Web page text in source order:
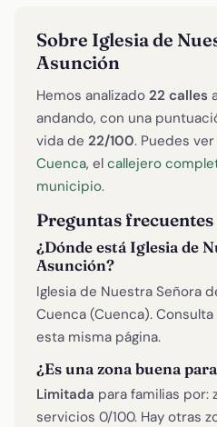
Sobre Iglesia de
Asunción
Hemos analizado 22 calles
andando, con una
vida de 22/100. Puedes ver
Cuenca, el callejero
municipio.
Preguntas frecuentes
¿Dónde está Iglesia de
Asunción?
Iglesia de Nuestra Señora
Cuenca (Cuenca).
esta misma página.
¿Es una zona buena
Limitada para familias por:
servicios 0/100. Hay otras